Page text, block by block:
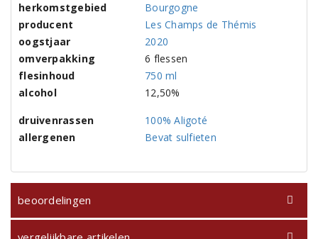
herkomstgebied
Bourgogne
producent
Les Champs de Thémis
oogstjaar
2020
omverpakking
6 flessen
flesinhoud
750 ml
alcohol
12,50%
druivenrassen
100% Aligoté
allergenen
Bevat sulfieten
beoordelingen